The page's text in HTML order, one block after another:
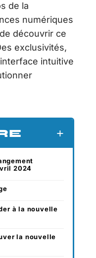
de la
numériques
découvrir ce
exclusivités,
intuitive
2024
à la nouvelle
la nouvelle